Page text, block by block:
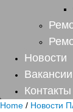
Новости
Вакансии
Контакты
Home / Новости